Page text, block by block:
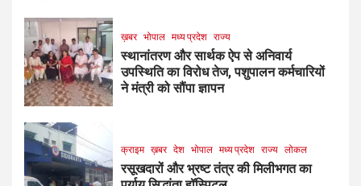
ख़बर भोपाल मध्य प्रदेश राज्य
स्थानांतरण और सार्थक ऐप से अनिवार्य
उपस्थिति का विरोध तेज, पशुपालन कर्मचारियों
ने मंत्री को सौंपा ज्ञापन
क्राइम ख़बर देश भोपाल मध्य प्रदेश राज्य लोकल
रसूखदारों और भ्रष्ट तंत्र की मिलीभगत का